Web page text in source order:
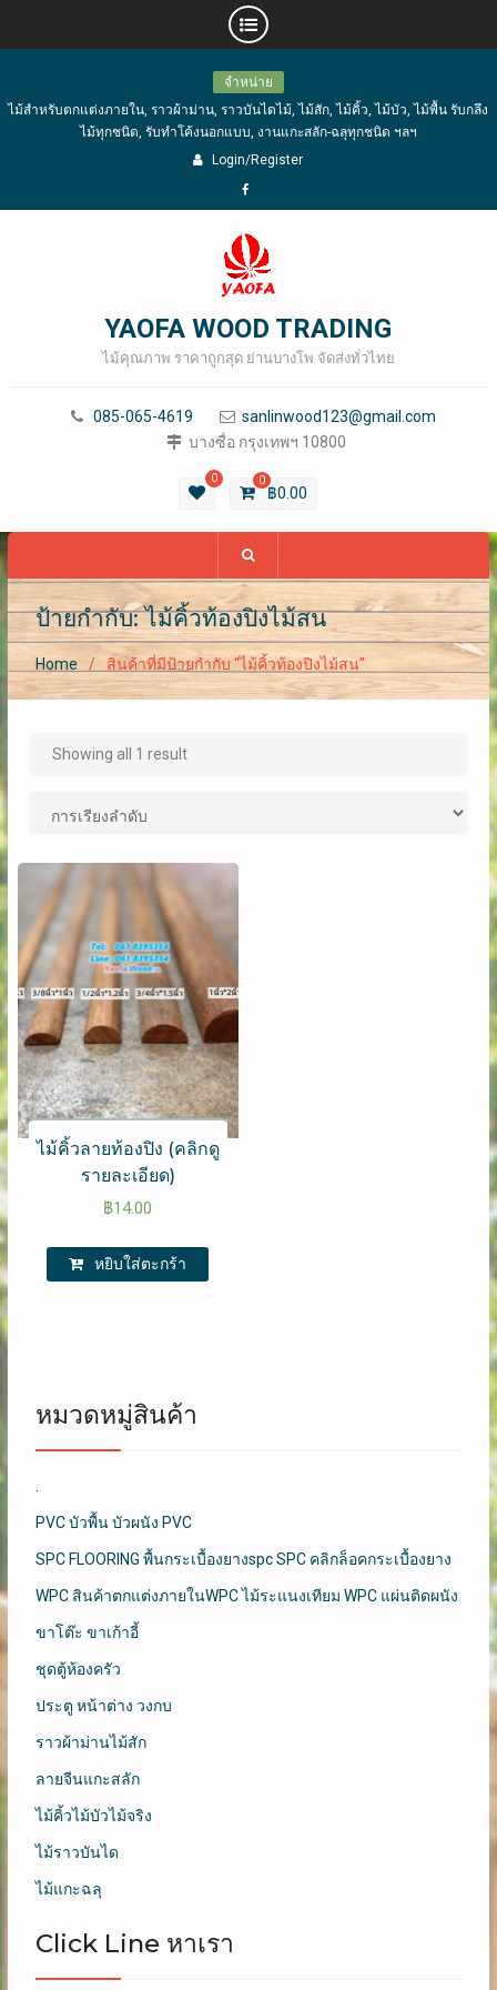
content
จำหน่าย
ไม้สำหรับตกแต่งภายใน, ราวผ้าม่าน, ราวบันไดไม้, ไม้สัก, ไม้คิ้ว, ไม้บัว, ไม้พื้น รับกลึง
ไม้ทุกชนิด, รับทำโค้งนอกแบบ, งานแกะสลัก-ฉลุทุกชนิด ฯลฯ
Login/Register
Facebook
YAOFA WOOD TRADING
ไม้คุณภาพ ราคาถูกสุด ย่านบางโพ จัดส่งทั่วไทย
085-065-4619
sanlinwood123@gmail.com
บางซื่อ กรุงเทพฯ 10800
0 0
฿0.00
ป้ายกำกับ: ไม้คิ้วท้อง​ปิง​ไม้สน
Home สินค้าที่มีป้ายกำกับ “ไม้คิ้วท้อง​ปิง​ไม้สน”
Showing all 1 result
ไม้คิ้วลายท้องปิง (คลิกดู
รายละเอียด)
฿14.00
หยิบใส่ตะกร้า
หมวดหมู่สินค้า
PVC บัวพื้น บัวผนัง PVC
SPC FLOORING พื้นกระเบื้องยางspc SPC คลิกล็อคกระเบื้องยาง
WPC สินค้าตกแต่งภายในWPC ไม้ระแนงเทียม WPC แผ่นติดผนัง
ขาโต๊ะ ขาเก้าอี้
ชุดตู้ห้องครัว
ประตู หน้าต่าง วงกบ
ราวผ้าม่านไม้สัก
ลายจีนแกะสลัก
ไม้คิ้วไม้บัวไม้จริง
ไม้ราวบันได
ไม้แกะฉลุ
Click Line หาเรา